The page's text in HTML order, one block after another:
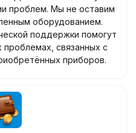
проблем. Мы не оставим
оборудованием.
поддержки помогут
проблемах, связанных с
приборов.